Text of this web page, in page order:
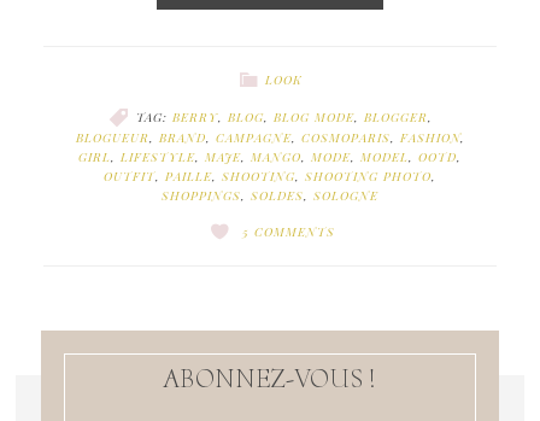
LOOK
TAG: BERRY, BLOG, BLOG MODE, BLOGGER,
BLOGUEUR, BRAND, CAMPAGNE, COSMOPARIS, FASHION,
GIRL, LIFESTYLE, MAJE, MANGO, MODE, MODEL, OOTD,
OUTFIT, PAILLE, SHOOTING, SHOOTING PHOTO,
SHOPPINGS, SOLDES, SOLOGNE
5 COMMENTS
ABONNEZ-VOUS !